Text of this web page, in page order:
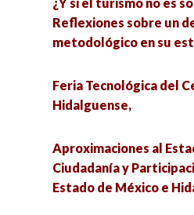
Hidalguense,
Caminos andados y por
4a Edición del Ciclo
DOCUMENTAL: Nacidos
Perdidos por la presa,
Talleres en la 8a Semana
Riesgos de la IA en el aula,
La nueva agenda de
Ciencias Sociales en
Reflexiones sobre un
metodológico en su
Feria Tecnológica del
Hidalguense,
Aproximaciones al
Ciudadanía y
Estado de México e